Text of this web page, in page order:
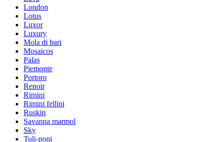
London
Lotus
Luxor
Luxury
Mola di bari
Mosaicos
Palas
Piemonte
Portoro
Renoir
Rimini
Rimini fellini
Ruskin
Savanna marmol
Sky
Tuli-poni